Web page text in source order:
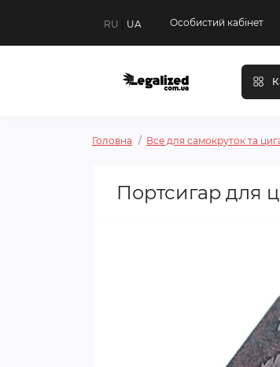
UA
RU Особистий кабінет
Головна Все для самокруток та
Портсигар для